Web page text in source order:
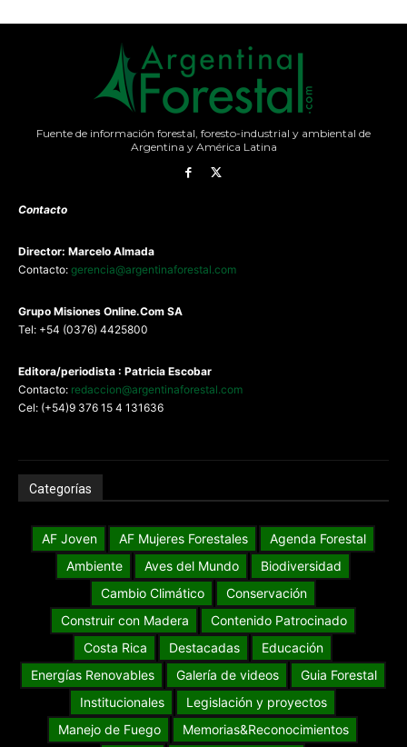
Fuente de información forestal, foresto-industrial y ambiental de
Argentina y América Latina
Contacto
Director: Marcelo Almada
Contacto: gerencia@argentinaforestal.com
Grupo Misiones Online.Com SA
Tel: +54 (0376) 4425800
Editora/periodista : Patricia Escobar
Contacto: redaccion@argentinaforestal.com
Cel: (+54)9 376 15 4 131636
Categorías
AF Joven AF Mujeres Forestales
Agenda Forestal
Ambiente
Aves del Mundo
Biodiversidad
Cambio Climático
Conservación
Construir con Madera
Contenido Patrocinado
Costa Rica
Destacadas
Educación
Energías Renovables
Galería de videos
Guia Forestal
Institucionales
Legislación y proyectos
Manejo de Fuego
Memorias&Reconocimientos